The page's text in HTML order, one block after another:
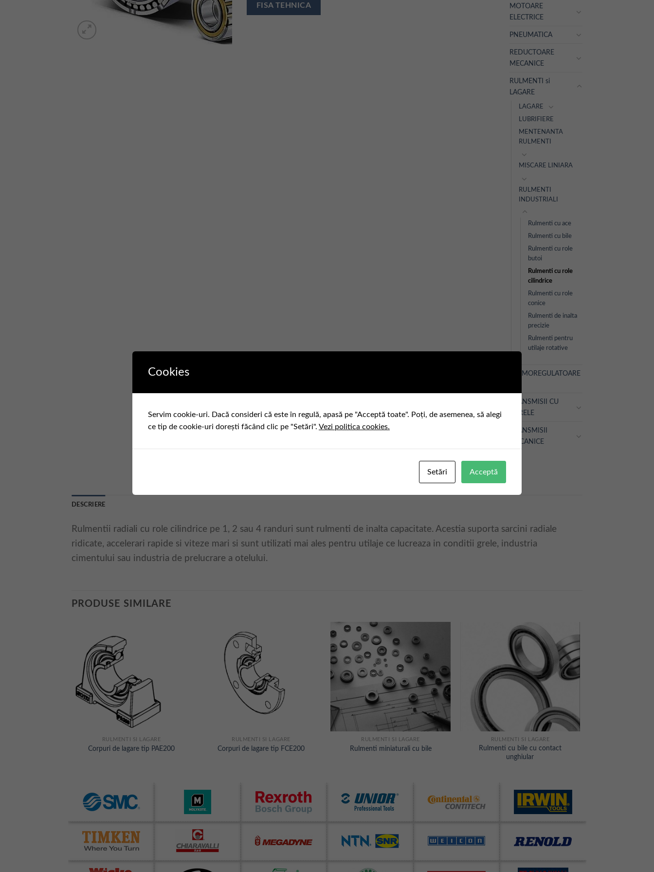
FISA TEHNICA
MOTOARE
ELECTRICE
PNEUMATICA
REDUCTOARE
MECANICE
RULMENTI si
LAGARE
LAGARE
LUBRIFIERE
MENTENANTA
RULMENTI
MISCARE LINIARA
RULMENTI
INDUSTRIALI
Rulmenti cu ace
Rulmenti cu bile
Rulmenti cu role
butoi
Rulmenti cu role
cilindrice
Rulmenti cu role
conice
Rulmenti de inalta
precizie
Rulmenti pentru
utilaje rotative
TERMOREGULATOARE
TRANSMISII CU
CURELE
TRANSMISII
MECANICE
DESCRIERE
Rulmentii radiali cu role cilindrice pe 1, 2 sau 4 randuri sunt rulmenti de inalta capacitate. Acestia suporta sarcini radiale
ridicate, accelerari rapide si viteze mari si sunt utilizati mai ales pentru utilaje ce lucreaza in conditii grele, industria
cimentului sau industria de prelucrare a otelului.
PRODUSE SIMILARE
RULMENTI SI LAGARE
Corpuri de lagare tip PAE200
RULMENTI SI LAGARE
Corpuri de lagare tip FCE200
RULMENTI SI LAGARE
Rulmenti miniaturali cu bile
RULMENTI SI LAGARE
Rulmenti cu bile cu contact
unghiular
Cookies
Servim cookie-uri. Dacă consideri că este în regulă, apasă pe "Acceptă toate". Poți, de asemenea, să alegi
ce tip de cookie-uri dorești făcând clic pe "Setări". Vezi politica cookies.
Setări Acceptă